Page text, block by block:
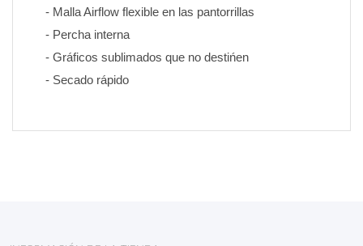
- Malla Airflow flexible en las pantorrillas
- Percha interna
- Gráficos sublimados que no destińen
- Secado rápido